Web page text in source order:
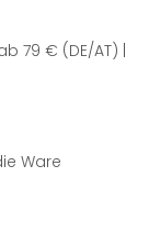
79 € (DE/AT) |
Ware